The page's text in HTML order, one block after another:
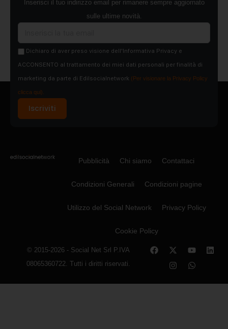
Inserisci il tuo indirizzo email per rimanere sempre aggiornato
sulle ultime novità.
Dichiaro di aver preso visione dell'Informativa Privacy e
ACCONSENTO al trattamento dei miei dati personali per finalità di
marketing da parte di Edilsocialnetwork (Per visionare la Privacy Policy
clicca qui).
Iscriviti
Pubblicità Chi siamo Contattaci
Condizioni Generali Condizioni pagine
Utilizzo del Social Network Privacy Policy
Cookie Policy
© 2015-2026 - Social Net Srl P.IVA
08065360722. Tutti i diritti riservati.